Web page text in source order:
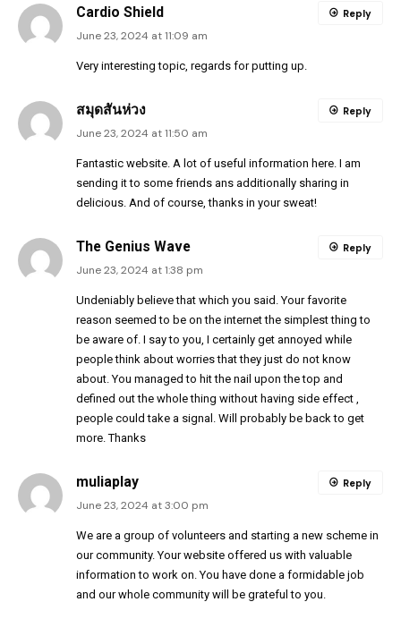
Cardio Shield
June 23, 2024 at 11:09 am
Very interesting topic, regards for putting up.
Reply
สมุดสันห่วง
June 23, 2024 at 11:50 am
Fantastic website. A lot of useful information here. I am
sending it to some friends ans additionally sharing in
delicious. And of course, thanks in your sweat!
Reply
The Genius Wave
June 23, 2024 at 1:38 pm
Undeniably believe that which you said. Your favorite
reason seemed to be on the internet the simplest thing to
be aware of. I say to you, I certainly get annoyed while
people think about worries that they just do not know
about. You managed to hit the nail upon the top and
defined out the whole thing without having side effect ,
people could take a signal. Will probably be back to get
more. Thanks
Reply
muliaplay
June 23, 2024 at 3:00 pm
We are a group of volunteers and starting a new scheme in
our community. Your website offered us with valuable
information to work on. You have done a formidable job
and our whole community will be grateful to you.
Reply